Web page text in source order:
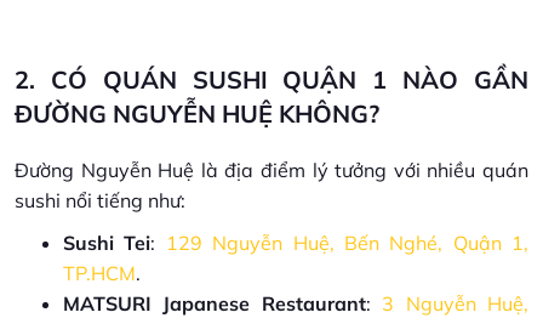
2. CÓ QUÁN SUSHI QUẬN 1 NÀO GẦN
ĐƯỜNG NGUYỄN HUỆ KHÔNG?
Đường Nguyễn Huệ là địa điểm lý tưởng với nhiều quán
sushi nổi tiếng như:
Sushi Tei: 129 Nguyễn Huệ, Bến Nghé, Quận 1,
TP.HCM.
MATSURI Japanese Restaurant: 3 Nguyễn Huệ,